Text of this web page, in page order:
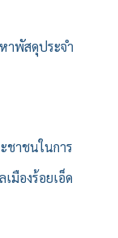
าพัสดุประจำ
ชาชนในการ
มืองร้อยเอ็ด